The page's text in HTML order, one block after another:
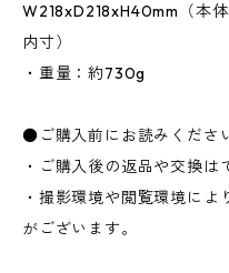
W218xD218xH40mm（本
内寸）
・重量：約730g
●ご購入前にお読みくださ
・ご購入後の返品や交換は
・撮影環境や閲覧環境に
がございます。